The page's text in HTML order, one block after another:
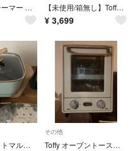
Toffy 電動スチーマー アッシュホワイト K-FS1-AW 【未使用/箱無し】Toffy 電動スチーマー ペールアクア K-FS1-PA
¥ 3,699
Toffy コンパクトマルチ電気鍋
その他
Toffy オーブントースター